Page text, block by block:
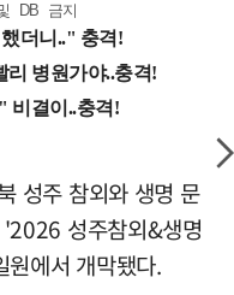
DB 금지
성주 참외와 생명 문
성주참외&생명
에서 개막됐다.